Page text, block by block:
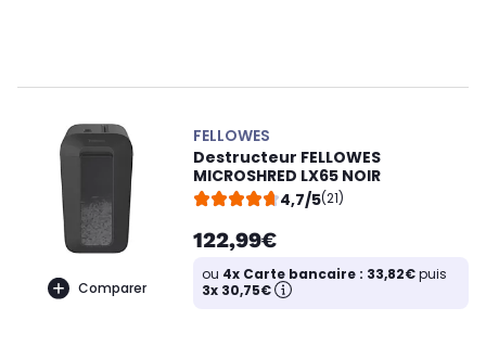
Comparer
FELLOWES
Destructeur FELLOWES
MICROSHRED LX65 NOIR
4,7/5(21)
122,99€
ou 4x Carte bancaire : 33,82€puis
3x 30,75€